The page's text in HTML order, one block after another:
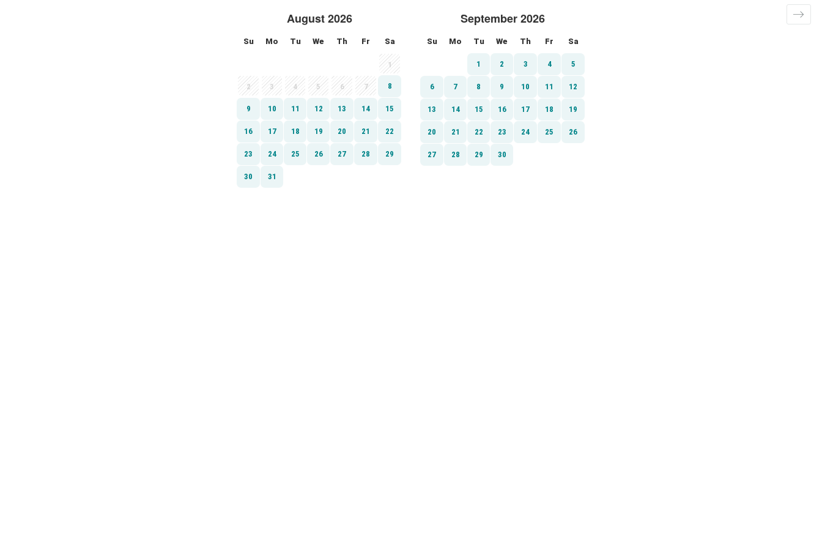
August 2026
Su Mo Tu We Th Fr Sa
1
2 3 4 5 6 7 8
9 10 11 12 13 14 15
16 17 18 19 20 21 22
23 24 25 26 27 28 29
30 31
September 2026
Su Mo Tu We Th Fr Sa
1 2 3 4 5
6 7 8 9 10 11 12
13 14 15 16 17 18 19
20 21 22 23 24 25 26
27 28 29 30